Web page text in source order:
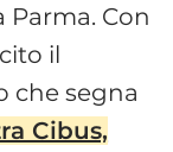
Parma. Con
il
che segna
Cibus,